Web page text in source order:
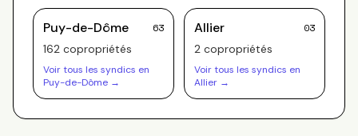
Puy-de-Dôme 63
162 copropriétés
Voir tous les syndics en
Puy-de-Dôme →
Allier 03
2 copropriétés
Voir tous les syndics en
Allier →